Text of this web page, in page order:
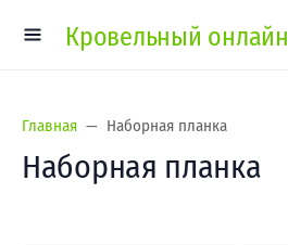
Кровельный онлайн
Главная Наборная планка
Наборная планка